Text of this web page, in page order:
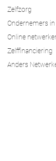
Zelfzorg
Ondernemers
Online
Zelffinanciering
Anders